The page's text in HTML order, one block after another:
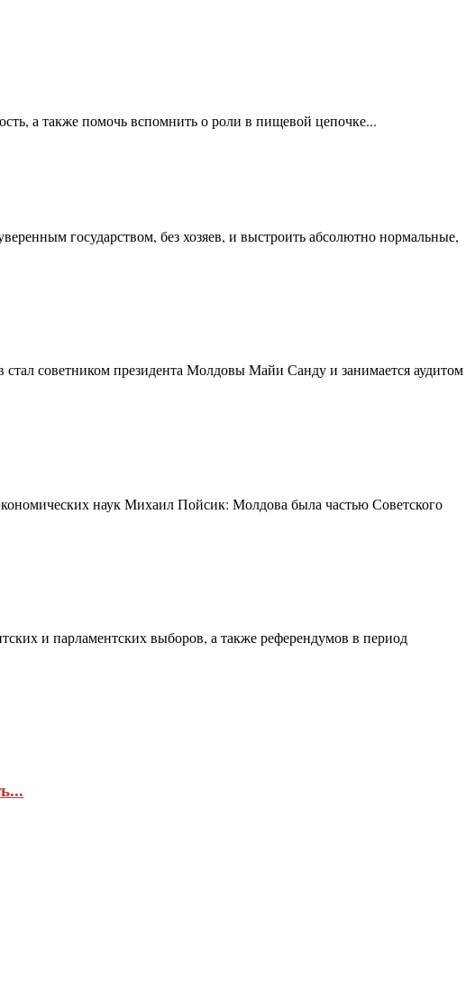
а также помочь вспомнить о роли в пищевой цепочке...
государством, без хозяев, и выстроить абсолютно нормальные,
советником президента Молдовы Майи Санду и занимается аудитом
наук Михаил Пойсик: Молдова была частью Советского
и парламентских выборов, а также референдумов в период